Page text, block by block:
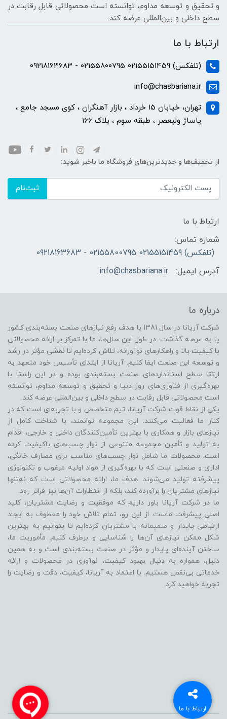
و تحقیق و توسعه مداوم، توانسته است محصولاتی قابل رقابت در
سطح داخلی و بین‌المللی عرضه کند.
ارتباط با ما
(تلفکس) 02155151459 02155800795 - 09218163683
info@chasbariana.ir
تهران، خیابان 15 خرداد ، بازار آهنگران ، کوی مسجد جامع ،
پاساژ ولیعصر ، طبقه سوم ، پلاک 166
از تخفیف‌ها و جدیدترین‌های فروشگاه ما باخبر شوید:
ثبت‌نام
ارتباط با ما
شماره تماس:
(تلفکس) 02155151459 02155800795 - 09218163683
آدرس ایمیل:
info@chasbariana.ir
ارتباط با ما
درباره ما
شرکت آریانا در سال 1381 با هدف رفع نیازهای صنعت بسته‌بندی کشور
پا به عرصه گذاشت. در طول این سال‌ها، ما با تمرکز بر ارائه محصولاتی
با کیفیت بالا و راهکارهای نوآورانه، تلاش کرده‌ایم تا نقشی مؤثر در رشد
و توسعه این صنعت ایفا کنیم. آریانا از ابتدای تأسیس خود متعهد به
ارتقا سطح استانداردهای صنعت بسته‌بندی بوده و در این راستا با
بهره‌گیری از فناوری‌های روز دنیا و تحقیق و توسعه مداوم، توانسته
است محصولاتی قابل رقابت در سطح داخلی و بین‌المللی عرضه کند.
یکی از نقاط قوت شرکت آریانا، تیم متخصص و با تجربه‌ای است که در
کنار ما فعالیت می‌کنند. این مجموعه توانمند، با شناخت کامل از
نیازهای بازار و همکاری با بهترین تأمین‌کنندگان داخلی و خارجی، اقدام
به تولید و تأمین مجموعه متنوعی از نوار چسب‌های باکیفیت کرده
است. محصولات ما شامل نوار چسب‌های مناسب برای مصارف خانگی،
اداری و صنعتی است که با بهره‌گیری از مواد اولیه مرغوب و تکنولوژی
پیشرفته تولید می‌شوند. هدف ما، ارائه محصولاتی است که نه‌تنها
نیازهای مشتریان را برآورده کند، بلکه از انتظارات آن‌ها نیز فراتر رود.
ما در شرکت آریانا باور داریم که موفقیت و رضایت مشتریان، کلید
اصلی پیشرفت ماست. از این رو، تمام تلاش خود را معطوف به ایجاد
ارتباطی پایدار و صمیمانه با مشتریان کرده‌ایم تا بتوانیم به بهترین
شکل ممکن نیازهای آن‌ها را شناسایی و برطرف کنیم. مأموریت ما،
ساختن آینده‌ای پایدار و مؤثر در صنعت بسته‌بندی است و به همین
دلیل، همواره به دنبال بهبود کیفیت، نوآوری در محصولات و ارائه
خدماتی بی‌نقص هستیم. با اعتماد به آریانا، کیفیت، دقت و رضایت را
تجربه خواهید کرد.